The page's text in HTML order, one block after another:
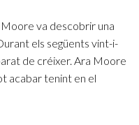
Moore va descobrir una
els següents vint-i-
de créixer. Ara Moore
acabar tenint en el